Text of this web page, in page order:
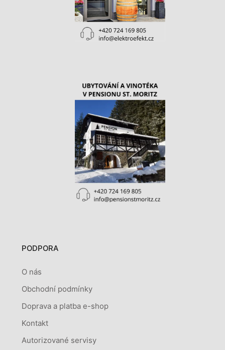
PODPORA
O nás
Obchodní podmínky
Doprava a platba e-shop
Kontakt
Autorizované servisy